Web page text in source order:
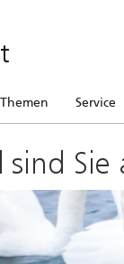
Themen Service
sind